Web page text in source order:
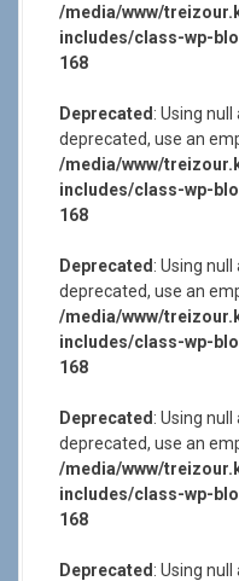
/media/www/
includes/class-wp-
168
Deprecated : Using
deprecated, use an
/media/www/
includes/class-wp-
168
Deprecated : Using
deprecated, use an
/media/www/
includes/class-wp-
168
Deprecated : Using
deprecated, use an
/media/www/
includes/class-wp-
168
Deprecated : Using